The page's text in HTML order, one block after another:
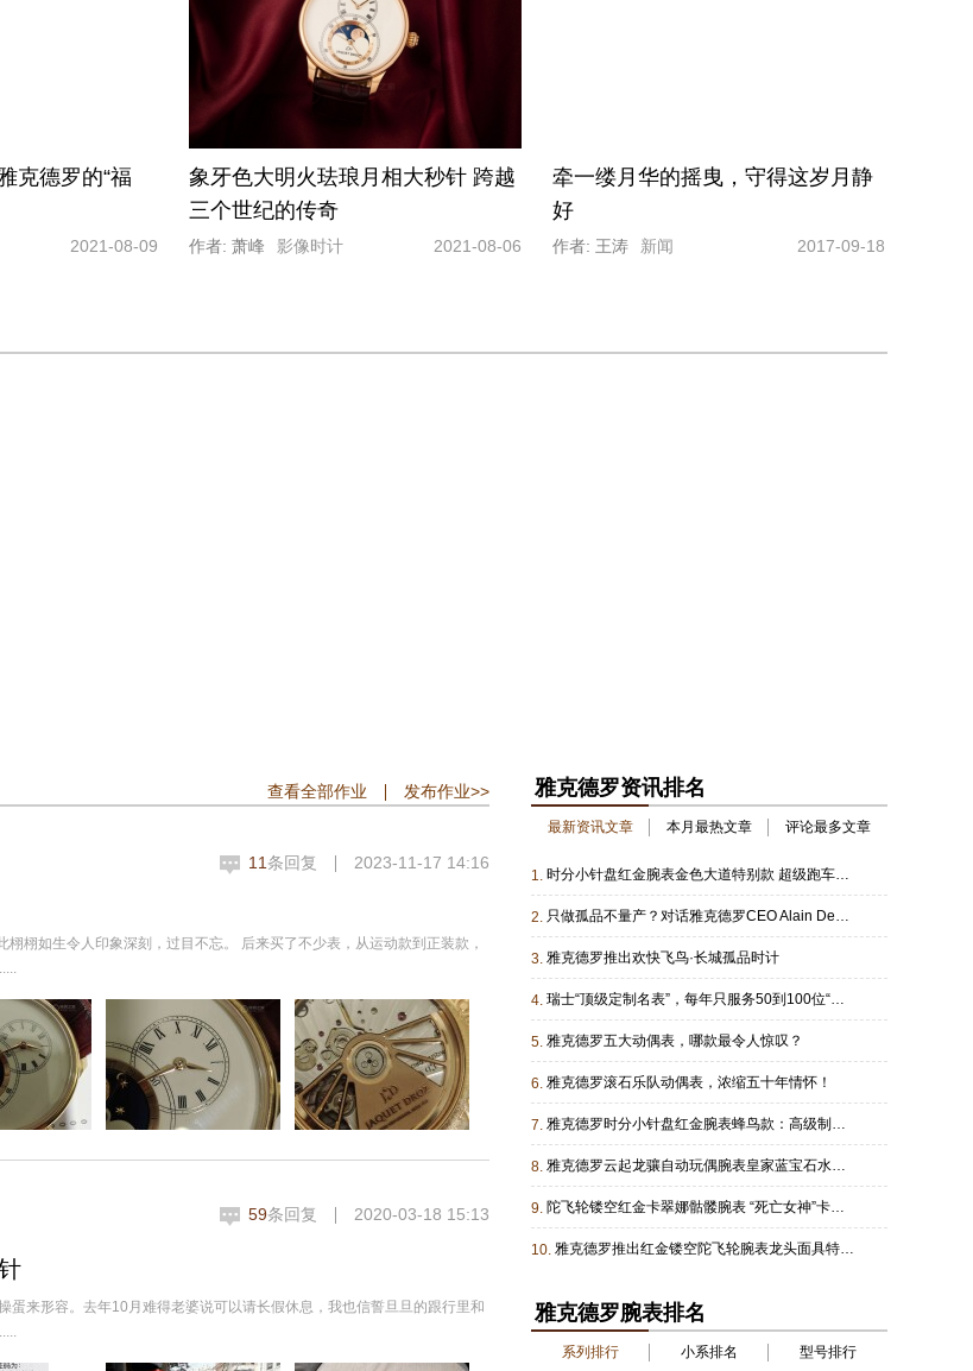
克德罗的“福
2021-08-09
象牙色大明火珐琅月相大秒针 跨越
三个世纪的传奇
作者: 萧峰 影像时计 2021-08-06
牵一缕月华的摇曳，守得这岁月静
好
作者: 王涛 新闻 2017-09-18
查看全部作业 发布作业>>
栩如生令人印象深刻，过目不忘。 后来买了不少表，从运动款到正装款，
11 条回复 2023-11-17 14:16
来形容。去年10月难得老婆说可以请长假休息，我也信誓旦旦的跟行里和
59条回复 2020-03-18 15:13
雅克德罗资讯排名
最新资讯文章 本月最热文章 评论最多文章
1. 时分小针盘红金腕表金色大道特别款 超级跑车车主社圈 x 雅克德罗
2. 只做孤品不量产？对话雅克德罗CEO Alain Delamuraz 深挖雅克德罗高端私人定制布局
3. 雅克德罗推出欢快飞鸟·长城孤品时计
4. 瑞士“顶级定制名表”，每年只服务50到100位“富豪”
5. 雅克德罗五大动偶表，哪款最令人惊叹？
6. 雅克德罗滚石乐队动偶表，浓缩五十年情怀！
7. 雅克德罗时分小针盘红金腕表蜂鸟款：高级制表领域的花艺复兴
8. 雅克德罗云起龙骧自动玩偶腕表皇家蓝宝石水晶欧泊石版时光旅人
9. 陀飞轮镂空红金卡翠娜骷髅腕表 “死亡女神”卡翠娜的时计与繁花
10. 雅克德罗推出红金镂空陀飞轮腕表龙头面具特别款
雅克德罗腕表排名
系列排行 小系排名 型号排行